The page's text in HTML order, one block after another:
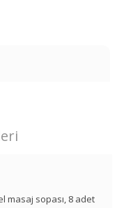
masaj sopası, 8 adet